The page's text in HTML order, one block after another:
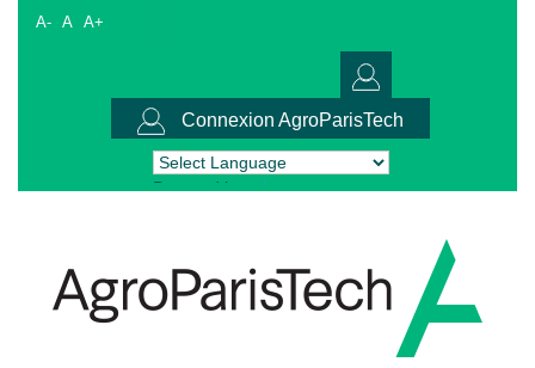
A- A A+
Connexion AgroParisTech
Powered by Translate